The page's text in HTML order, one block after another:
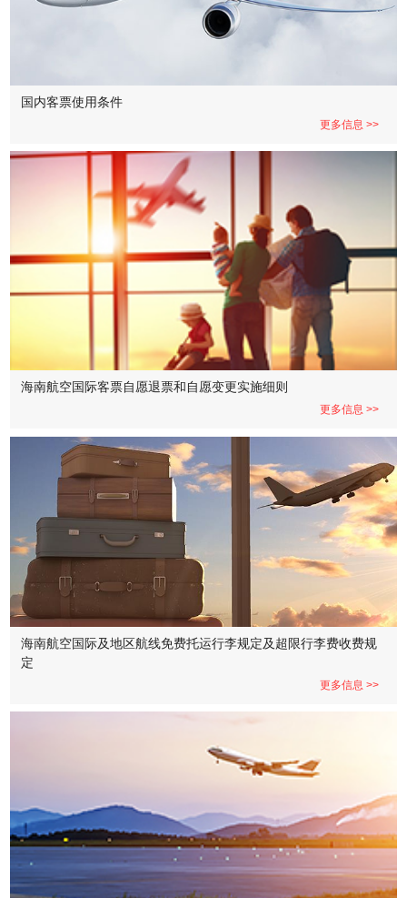
国内客票使用条件
更多信息 >>
海南航空国际客票自愿退票和自愿变更实施细则
更多信息 >>
海南航空国际及地区航线免费托运行李规定及超限行李费收费规
定
更多信息 >>